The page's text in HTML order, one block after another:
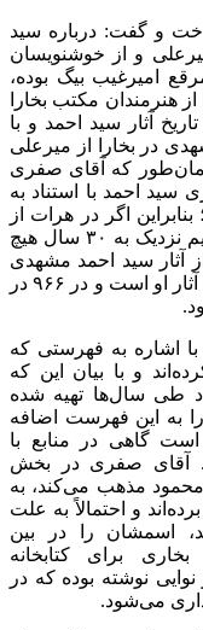
و گفت: درباره سید
و از خوشنویسان
امیرغیب بیگ بوده،
هنرمندان مکتب بخارا
آثار سید احمد و با
در بخارا از میرعلی
است و میرعلی سال ۹۳۲، همان‌طور که آقای صفری
سید احمد با استناد به
می‌شود؛ بنابراین اگر در هرات از
میرعلی تعلیم گرفته باشد نمی‌توانیم بپذیریم نزدیک به ۳۰ سال هیچ
آثار سید احمد مشهدی
نسخه‌ای است از بوستان که از قدیمی‌ترین آثار او است و در ۹۶۶ در
با اشاره به فهرستی که
و با بیان این که
طی سال‌ها تهیه شده
به این فهرست اضافه
گاهی در منابع با
آقای صفری در بخش
مذهب می‌کند، به
و احتمالاً به علت
اسمشان را در بین
برای کتابخانه
نوشته بوده که در
می‌شود.